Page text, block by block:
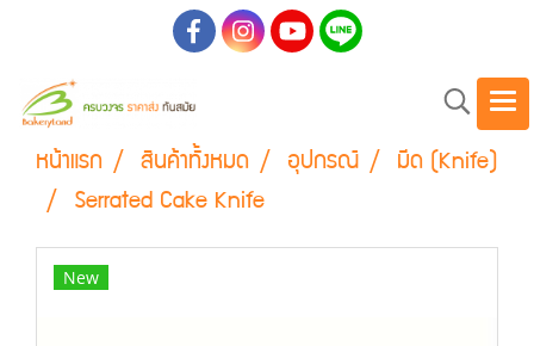
หน้าแรก สินค้าทั้งหมด อุปกรณ์ มีด (Knife)
Serrated Cake Knife
New